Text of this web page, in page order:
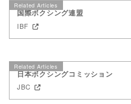
Related Articles
国際ボクシング連盟
IBF
Related Articles
日本ボクシングコミッション
JBC